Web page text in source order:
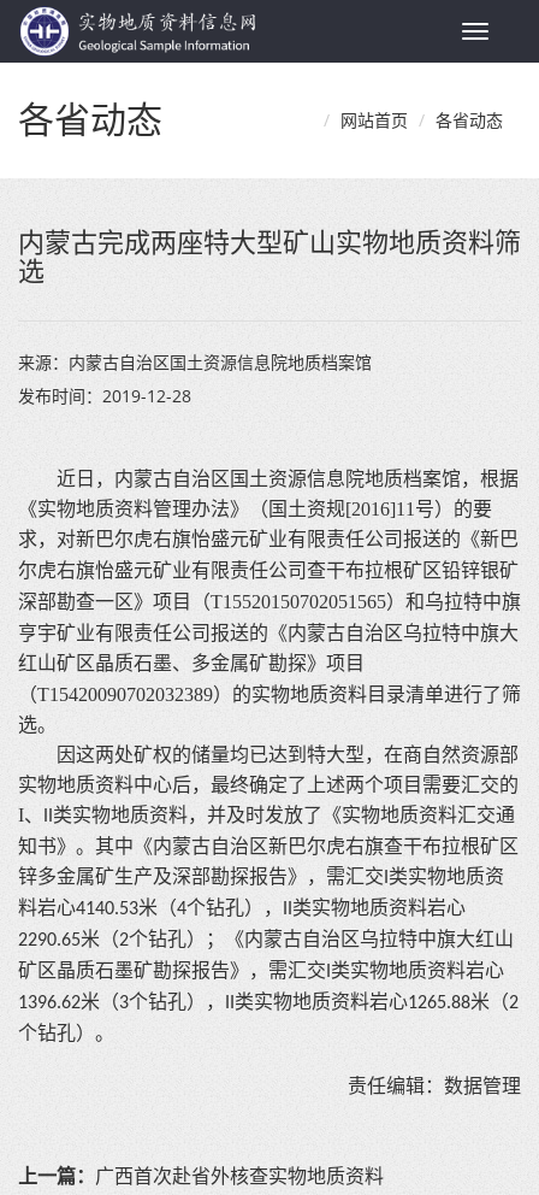
Toggle
各省动态 网站首页 各省动态
内蒙古完成两座特大型矿山实物地质资料筛
选
来源： 内蒙古自治区国土资源信息院地质档案馆
发布时间： 2019-12-28
近日，内蒙古自治区国土资源信息院地质档案馆，根据
《实物地质资料管理办法》（国土资规[2016]11 号）的要
求，对新巴尔虎右旗怡盛元矿业有限责任公司报送的《新巴
尔虎右旗怡盛元矿业有限责任公司查干布拉根矿区铅锌银矿
深部勘查一区》项目（T15520150702051565）和乌拉特中旗
亨宇矿业有限责任公司报送的《内蒙古自治区乌拉特中旗大
红山矿区晶质石墨、多金属矿勘探》项目
（T15420090702032389）的实物地质资料目录清单进行了筛
选。
因这两处矿权的储量均已达到特大型，在商自然资源部
实物地质资料中心后，最终确定了上述两个项目需要汇交的
I、
类实物地质资料，并及时发放了《实物地质资料汇交通
知书》。其中《内蒙古自治区新巴尔虎右旗查干布拉根矿区
锌多金属矿生产及深部勘探报告》，需汇交 类实物地质资
料岩心4140.53米（4个钻孔）， 类实物地质资料岩心
2290.65米（2个钻孔）；《内蒙古自治区乌拉特中旗大红山
矿区晶质石墨矿勘探报告》，需汇交 类实物地质资料岩心
1396.62米（3个钻孔）， 类实物地质资料岩心1265.88米（2
个钻孔）。
责任编辑： 数据管理
上一篇： 广西首次赴省外核查实物地质资料